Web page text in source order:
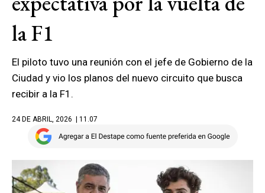
la F1
El piloto tuvo una reunión con el jefe de Gobierno de la
Ciudad y vio los planos del nuevo circuito que busca
recibir a la F1.
24 DE ABRIL, 2026 | 11.07